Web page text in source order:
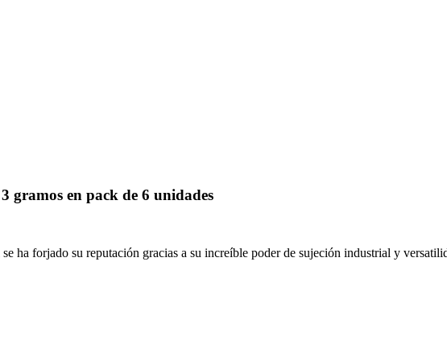
gramos en pack de 6 unidades
ha forjado su reputación gracias a su increíble poder de sujeción industrial y